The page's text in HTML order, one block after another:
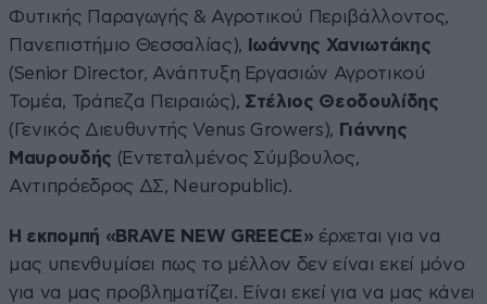
Φυτικής Παραγωγής & Αγροτικού Περιβάλλοντος,
Πανεπιστήμιο Θεσσαλίας), Ιωάννης Χανιωτάκης
(Senior Director, Ανάπτυξη Εργασιών Αγροτικού
Τομέα, Τράπεζα Πειραιώς), Στέλιος Θεοδουλίδης
(Γενικός Διευθυντής Venus Growers), Γιάννης
Μαυρουδής (Εντεταλμένος Σύμβουλος,
Αντιπρόεδρος ΔΣ, Νeuropublic).
Η εκπομπή «BRAVE NEW GREECE» έρχεται για να
μας υπενθυμίσει πως το μέλλον δεν είναι εκεί μόνο
για να μας προβληματίζει. Είναι εκεί για να μας κάνει